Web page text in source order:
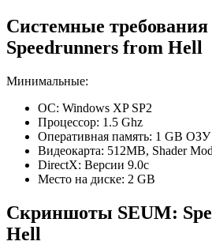
Системные
Speedrunners from Hell
Минимальные:
ОС: Windows XP SP2
Процессор: 1.5 Ghz
Оперативная память: 1 GB ОЗУ
Видеокарта: 512MB, Shader
DirectX: Версии 9.0c
Место на диске: 2 GB
Скриншоты SEUM:
Hell